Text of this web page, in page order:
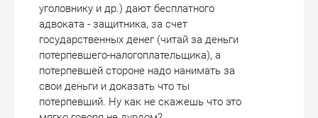
уголовнику и др.) дают бесплатного
адвоката - защитника, за счет
государственных денег (читай за деньги
потерпевшего-налогоплательщика), а
потерпевшей стороне надо нанимать за
свои деньги и доказать что ты
потерпевший. Ну как не скажешь что это